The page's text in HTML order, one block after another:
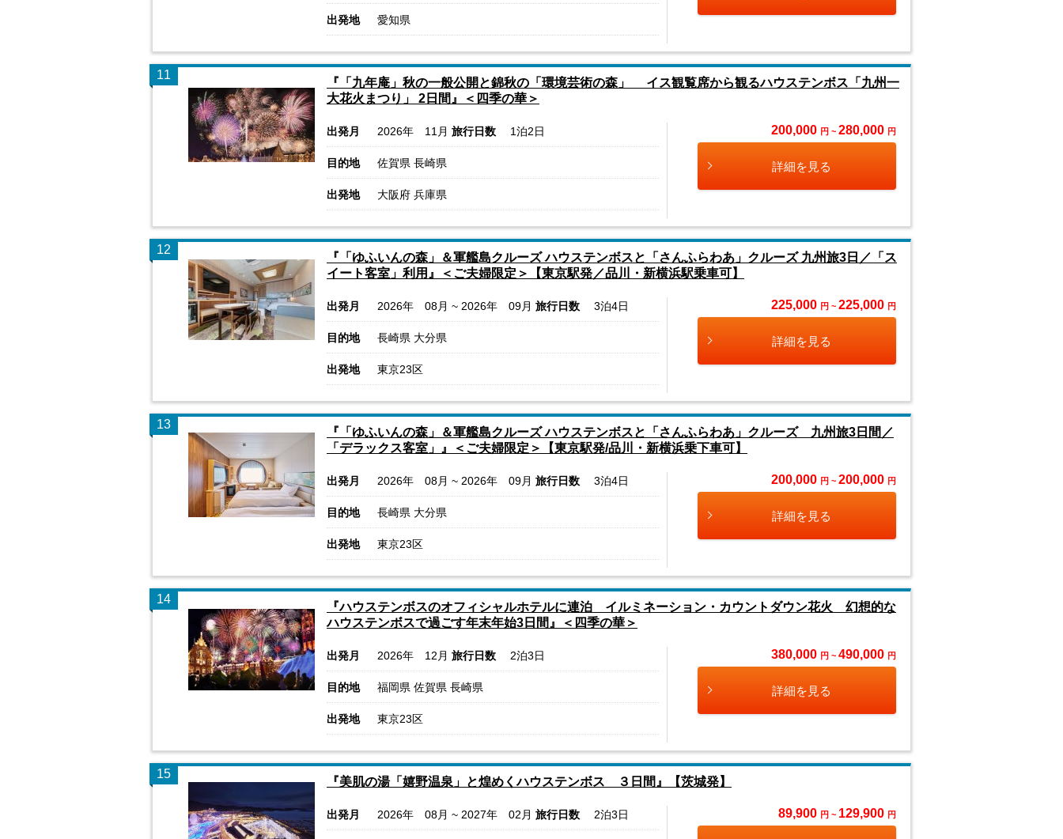
出発地 愛知県
11
『「九年庵」秋の一般公開と錦秋の「環境芸術の森」 イス観覧席から観るハウステンボス「九州一
大花火まつり」 2日間』＜四季の華＞
出発月 2026年 11月 旅行日数 1泊2日
目的地 佐賀県 長崎県
出発地 大阪府 兵庫県
200,000 円 ~ 280,000 円
詳細を見る
12
『「ゆふいんの森」＆軍艦島クルーズ ハウステンボスと「さんふらわあ」クルーズ 九州旅3日／「ス
イート客室」利用』＜ご夫婦限定＞【東京駅発／品川・新横浜駅乗車可】
出発月 2026年 08月 ~ 2026年 09月 旅行日数 3泊4日
目的地 長崎県 大分県
出発地 東京23区
225,000 円 ~ 225,000 円
詳細を見る
13
『「ゆふいんの森」＆軍艦島クルーズ ハウステンボスと「さんふらわあ」クルーズ 九州旅3日間／
「デラックス客室」』＜ご夫婦限定＞【東京駅発/品川・新横浜乗下車可】
出発月 2026年 08月 ~ 2026年 09月 旅行日数 3泊4日
目的地 長崎県 大分県
出発地 東京23区
200,000 円 ~ 200,000 円
詳細を見る
14
『ハウステンボスのオフィシャルホテルに連泊 イルミネーション・カウントダウン花火 幻想的な
ハウステンボスで過ごす年末年始3日間』＜四季の華＞
出発月 2026年 12月 旅行日数 2泊3日
目的地 福岡県 佐賀県 長崎県
出発地 東京23区
380,000 円 ~ 490,000 円
詳細を見る
15
『美肌の湯「嬉野温泉」と煌めくハウステンボス ３日間』【茨城発】
出発月 2026年 08月 ~ 2027年 02月 旅行日数 2泊3日 89,900 円 ~ 129,900 円